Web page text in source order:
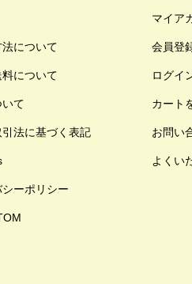
について
について
て
法に基づく表記
ーポリシー
マイア
会員登
ログイ
カート
お問い
よくい